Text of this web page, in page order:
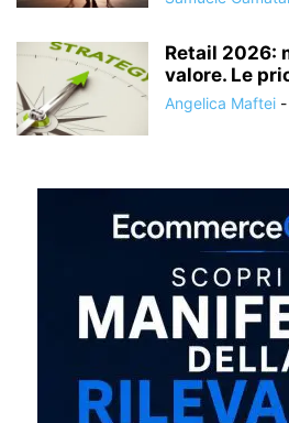
Retail 2026:
valore. Le
Angelica Maftei -